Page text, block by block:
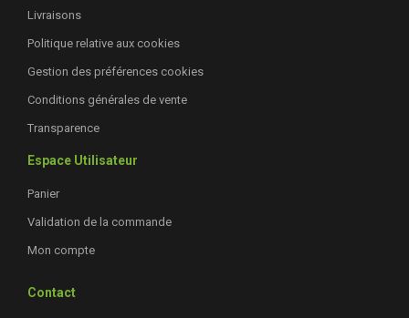
Livraisons
Politique relative aux cookies
Gestion des préférences cookies
Conditions générales de vente
Transparence
Espace Utilisateur
Panier
Validation de la commande
Mon compte
Contact